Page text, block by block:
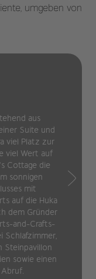
umgeben von
aus
Suite und
viel Platz zur
viel Wert auf
Cottage die
sonnigen
mit
auf die Huka
dem Gründer
and-Crafts-
Schlafzimmer,
Steinpavillon
sowie einen